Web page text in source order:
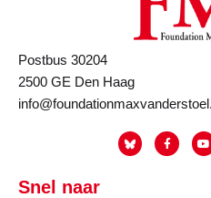
Postbus 30204
2500 GE Den Haag
Snel naar